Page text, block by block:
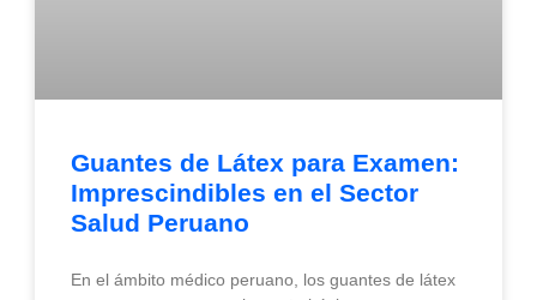
Guantes de Látex para Examen:
Imprescindibles en el Sector
Salud Peruano
En el ámbito médico peruano, los guantes de látex